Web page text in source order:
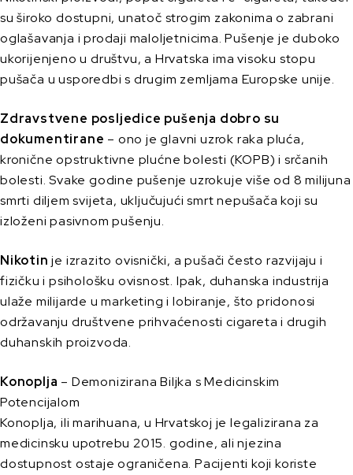
su široko dostupni, unatoč strogim zakonima o zabrani
oglašavanja i prodaji maloljetnicima. Pušenje je duboko
ukorijenjeno u društvu, a Hrvatska ima visoku stopu
pušača u usporedbi s drugim zemljama Europske unije.
Zdravstvene posljedice pušenja dobro su
dokumentirane – ono je glavni uzrok raka pluća,
kronične opstruktivne plućne bolesti (KOPB) i srčanih
bolesti. Svake godine pušenje uzrokuje više od 8 milijuna
smrti diljem svijeta, uključujući smrt nepušača koji su
izloženi pasivnom pušenju.
Nikotin je izrazito ovisnički, a pušači često razvijaju i
fizičku i psihološku ovisnost. Ipak, duhanska industrija
ulaže milijarde u marketing i lobiranje, što pridonosi
održavanju društvene prihvaćenosti cigareta i drugih
duhanskih proizvoda.
Konoplja – Demonizirana Biljka s Medicinskim
Potencijalom
Konoplja, ili marihuana, u Hrvatskoj je legalizirana za
medicinsku upotrebu 2015. godine, ali njezina
dostupnost ostaje ograničena. Pacijenti koji koriste